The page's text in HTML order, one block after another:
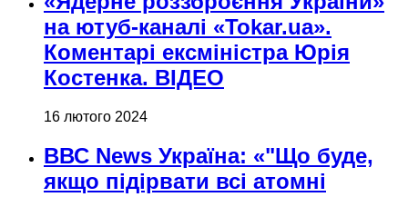
на ютуб-каналі «Tokar.ua».
Коментарі ексміністра Юрія
Костенка. ВІДЕО
16 лютого 2024
ВВС News Україна: «"Що буде,
якщо підірвати всі атомні